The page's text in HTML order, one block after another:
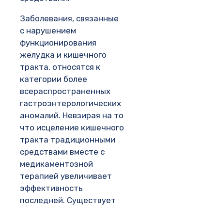
Заболевания, связанные
с нарушением
функционирования
желудка и кишечного
тракта, относятся к
категории более
всераспространенных
гастроэнтерологических
аномалий. Невзирая на то
что исцеление кишечного
тракта традиционными
средствами вместе с
медикаментозной
терапией увеличивает
эффективность
последней. Существует